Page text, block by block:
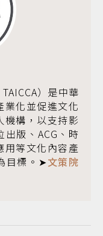
）是中華
業化並促進文化
機構，以支持影
版、ACG、時
用等文化內容產
目標。➤文策院